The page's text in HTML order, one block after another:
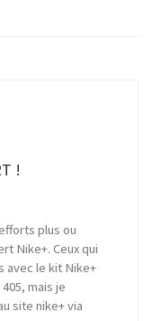
!
plus ou
Nike+. Ceux qui
avec le kit Nike+
mais je
site nike+ via